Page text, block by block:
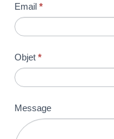
Email *
Objet *
Message